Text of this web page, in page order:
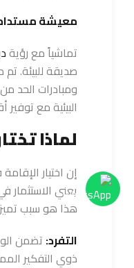
معيشة
تماشياً مع رؤية
صديقة للبيئة.
ومبادرات الحد
البيئية مع
لماذا
إن اختيار
يعني الاستثمار
هذا هو سبب تميز
التفرد:تضمن
ذوي التفكير